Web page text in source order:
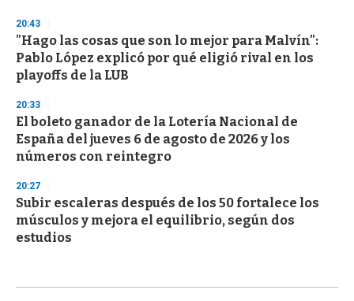
20:43
"Hago las cosas que son lo mejor para Malvín":
Pablo López explicó por qué eligió rival en los
playoffs de la LUB
20:33
El boleto ganador de la Lotería Nacional de
España del jueves 6 de agosto de 2026 y los
números con reintegro
20:27
Subir escaleras después de los 50 fortalece los
músculos y mejora el equilibrio, según dos
estudios